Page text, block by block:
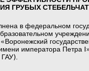
ГРУБЫХ
в федеральном
имени императора